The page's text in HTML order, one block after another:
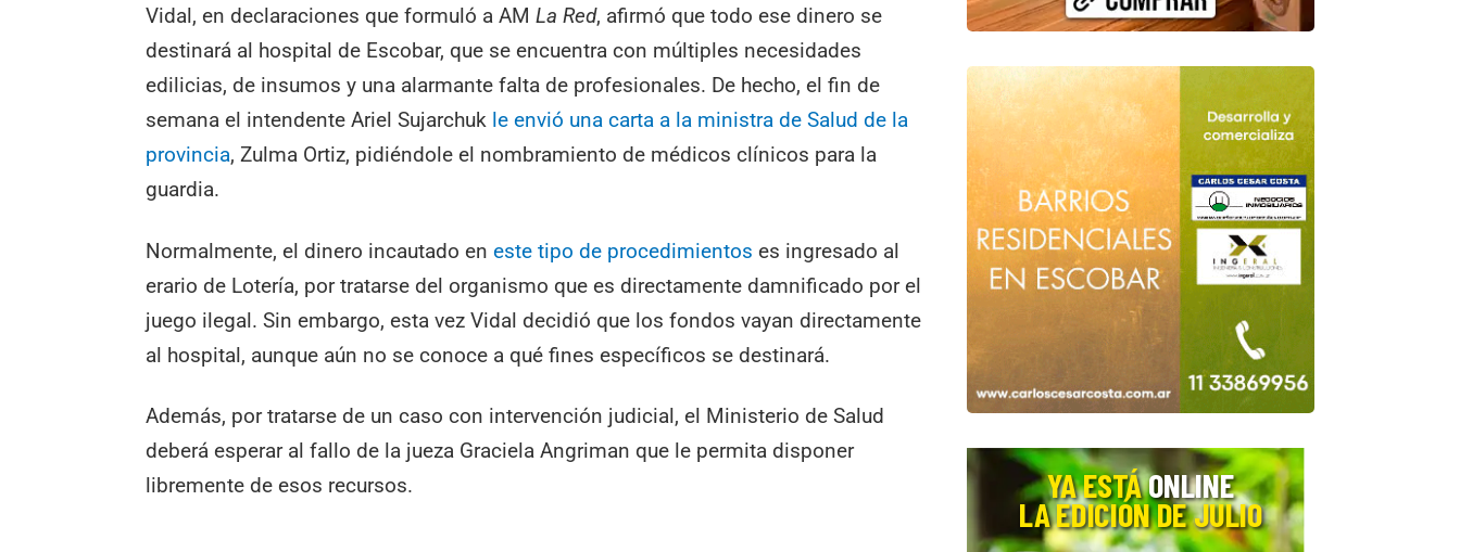
Vidal, en declaraciones que formuló a AMLa Red, afirmó que todo ese dinero se
destinará al hospital de Escobar, que se encuentra con múltiples necesidades
edilicias, de insumos y una alarmante falta de profesionales. De hecho, el fin de
semana el intendente Ariel Sujarchuk le envió una carta a la ministra de Salud de la
provincia, Zulma Ortiz, pidiéndole el nombramiento de médicos clínicos para la
guardia.
Normalmente, el dinero incautado eneste tipo de procedimientoses ingresado al
erario de Lotería, por tratarse del organismo que es directamente damnificado por el
juego ilegal. Sin embargo, esta vez Vidal decidió que los fondos vayan directamente
al hospital, aunque aún no se conoce a qué fines específicos se destinará.
Además, por tratarse de un caso con intervención judicial, el Ministerio de Salud
deberá esperar al fallo de la jueza Graciela Angriman que le permita disponer
libremente de esos recursos.